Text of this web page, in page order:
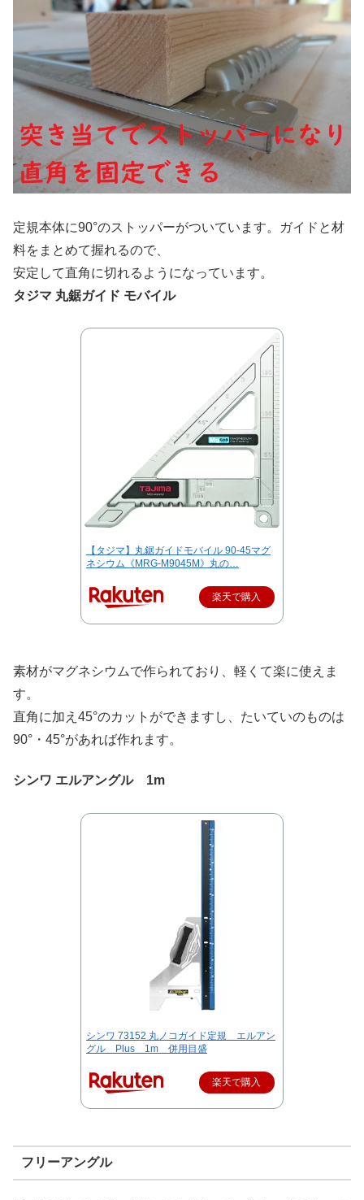
定規本体に90°のストッパーがついています。ガイドと材
料をまとめて握れるので、
安定して直角に切れるようになっています。
タジマ 丸鋸ガイド モバイル
【タジマ】丸鋸ガイドモバイル 90-45マグ
ネシウム《MRG-M9045M》丸の…
楽天で購入
素材がマグネシウムで作られており、軽くて楽に使えま
す。
直角に加え45°のカットができますし、たいていのものは
90°・45°があれば作れます。
シンワ エルアングル 1m
シンワ 73152 丸ノコガイド定規＿エルアン
グル＿Plus＿1m＿併用目盛
楽天で購入
フリーアングル